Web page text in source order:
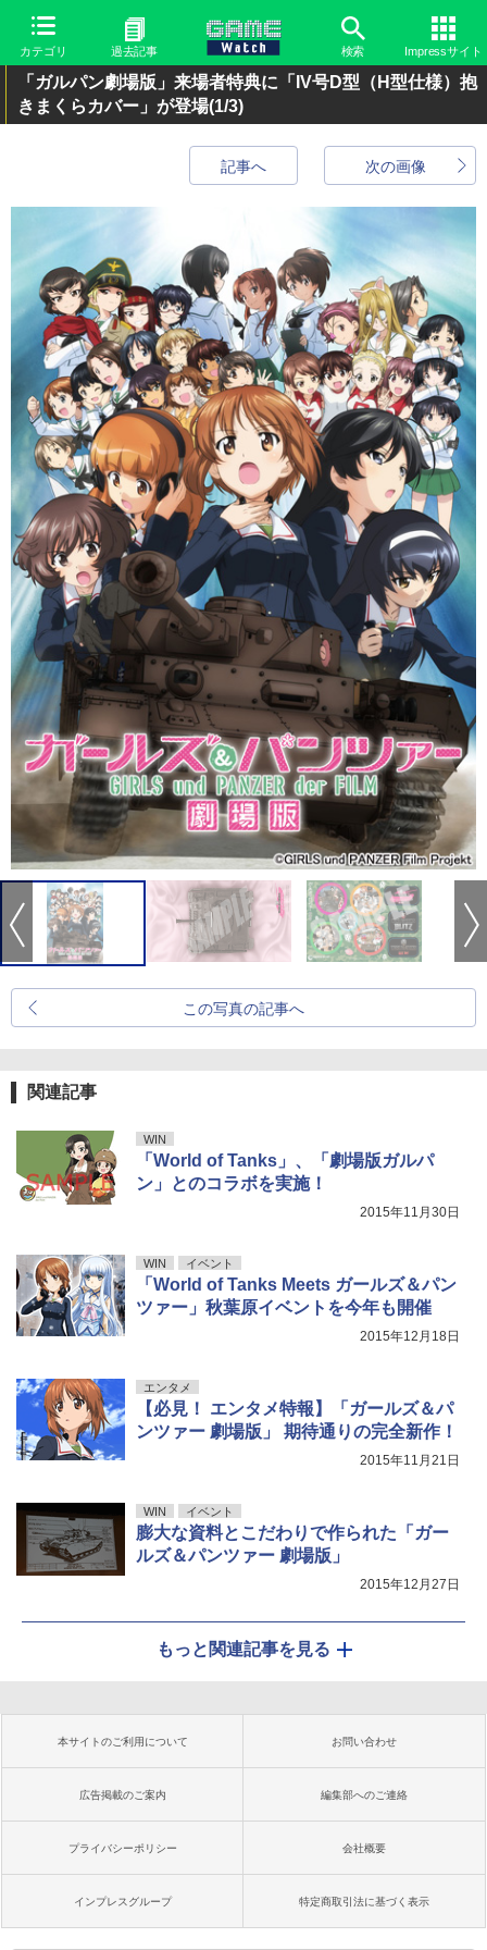
カテゴリ 過去記事 検索 Impressサイト
「ガルパン劇場版」来場者特典に「IV号D型（H型仕様）抱
きまくらカバー」が登場(1/3)
次の画像
記事へ
この写真の記事へ
関連記事
WIN
「World of Tanks」、「劇場版ガルパ
ン」とのコラボを実施！
2015年11月30日
WIN イベント
「World of Tanks Meets ガールズ＆パン
ツァー」秋葉原イベントを今年も開催
2015年12月18日
エンタメ
【必見！ エンタメ特報】「ガールズ＆パ
ンツァー 劇場版」 期待通りの完全新作！
2015年11月21日
WIN イベント
膨大な資料とこだわりで作られた「ガー
ルズ＆パンツァー 劇場版」
2015年12月27日
もっと関連記事を見る
本サイトのご利用について お問い合わせ
広告掲載のご案内 編集部へのご連絡
プライバシーポリシー 会社概要
インプレスグループ 特定商取引法に基づく表示